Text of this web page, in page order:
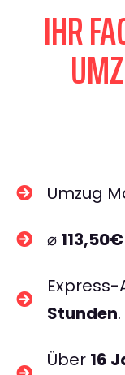
IHR
Umzug
⌀
Express-
Stunden.
Über 16